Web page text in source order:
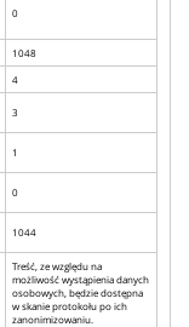
0
1048
4
3
1
0
1044
Treść, ze względu na
możliwość wystąpienia danych
osobowych, będzie dostępna
w skanie protokołu po ich
zanonimizowaniu.